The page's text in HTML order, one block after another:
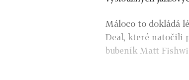
Máloco to dokládá
Deal, které natočili
bubeník Matt